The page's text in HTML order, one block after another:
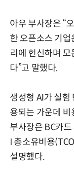
아우 부사장은 “
한 오픈소스 기업
리에 헌신하며
다”고 말했다.
생성형 AI가 실험
용되는 가운데
부사장은 BC카
I 총소유비용
설명했다.